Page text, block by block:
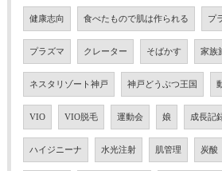
健康志向 食べたもので肌は作られる プ
プラズマ クレーター そばかす 家族
ネスタリゾート神戸 神戸どうぶつ王国
VIO VIO脱毛 運動会 娘 成長記
ハイジニーナ 水光注射 肌管理 炭酸